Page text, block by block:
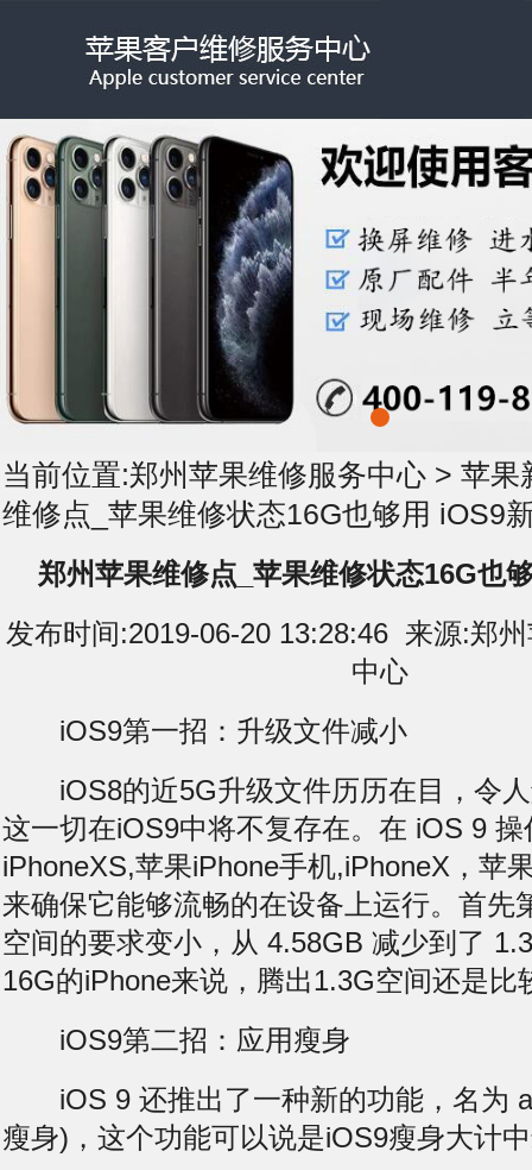
当前位置:郑州苹果维修服务中心 > 苹果
维修点_苹果维修状态16G也够用 iOS9
郑州苹果维修点_苹果维修状态16G也
发布时间:2019-06-20 13:28:46 来源:郑
中心
iOS9第一招：升级文件减小
iOS8的近5G升级文件历历在目，令人
这一切在iOS9中将不复存在。在 iOS 9 操
iPhoneXS,苹果iPhone手机,iPhoneX，苹
来确保它能够流畅的在设备上运行。首先
空间的要求变小，从 4.58GB 减少到了
16G的iPhone来说，腾出1.3G空间还是比
iOS9第二招：应用瘦身
iOS 9 还推出了一种新的功能，名为
瘦身)，这个功能可以说是iOS9瘦身大计